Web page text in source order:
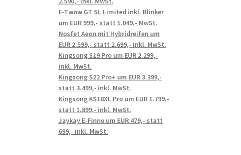
E-Twow GT SL Limited inkl. Blinker
um EUR 999,- statt 1.049,- MwSt.
Nosfet Aeon mit Hybridreifen um
EUR 2.599,- statt 2.699,- inkl. MwSt.
Kingsong S19 Pro um EUR 2.299,-
inkl. MwSt.
Kingsong S22 Pro+ um EUR 3.399,-
statt 3.499,- inkl. MwSt.
Kingsong KS18XL Pro um EUR 1.799,-
statt 1.899,- inkl. MwSt.
Jaykay E-Finne um EUR 479,- statt
699,- inkl. MwSt.